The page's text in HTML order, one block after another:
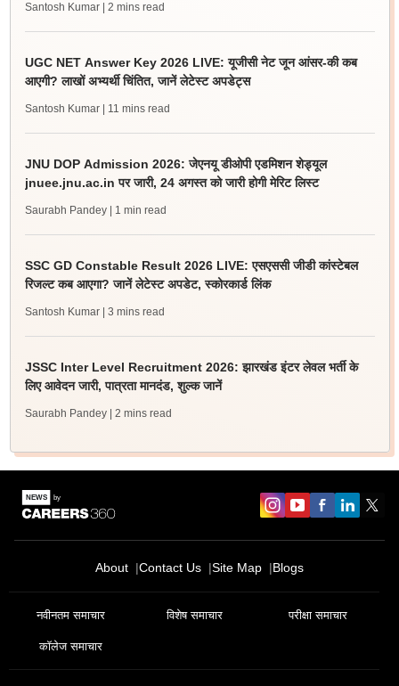
Santosh Kumar | 2 mins read
UGC NET Answer Key 2026 LIVE: यूजीसी नेट जून आंसर-की कब
आएगी? लाखों अभ्यर्थी चिंतित, जानें लेटेस्ट अपडेट्स
Santosh Kumar | 11 mins read
JNU DOP Admission 2026: जेएनयू डीओपी एडमिशन शेड्यूल
jnuee.jnu.ac.in पर जारी, 24 अगस्त को जारी होगी मेरिट लिस्ट
Saurabh Pandey | 1 min read
SSC GD Constable Result 2026 LIVE: एसएससी जीडी कांस्टेबल
रिजल्ट कब आएगा? जानें लेटेस्ट अपडेट, स्कोरकार्ड लिंक
Santosh Kumar | 3 mins read
JSSC Inter Level Recruitment 2026: झारखंड इंटर लेवल भर्ती के
लिए आवेदन जारी, पात्रता मानदंड, शुल्क जानें
Saurabh Pandey | 2 mins read
About Contact Us Site Map Blogs
नवीनतम समाचार विशेष समाचार परीक्षा समाचार
कॉलेज समाचार